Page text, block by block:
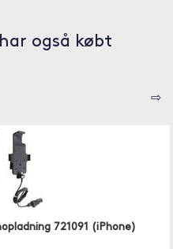
også købt
⇨
721091 (iPhone)